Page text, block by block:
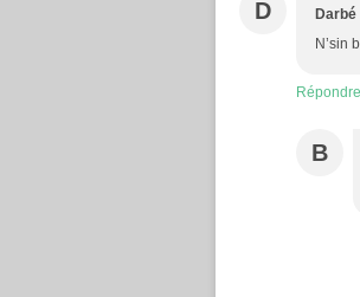
D Darbé
N’sin
Répondre
B